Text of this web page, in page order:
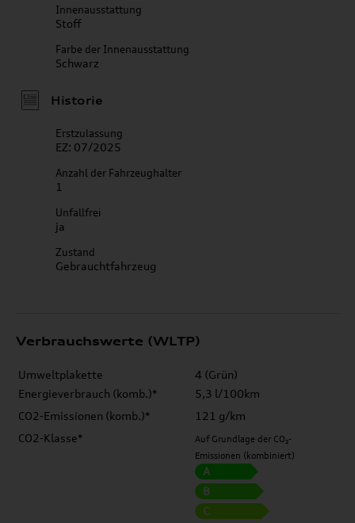
Innenausstattung
Stoff
Farbe der Innenausstattung
Schwarz
Historie
Erstzulassung
EZ: 07/2025
Anzahl der Fahrzeughalter
1
Unfallfrei
ja
Zustand
Gebrauchtfahrzeug
Verbrauchswerte (WLTP)
Umweltplakette
4 (Grün)
Energieverbrauch (komb.)*
5,3 l/100km
CO2-Emissionen (komb.)*
121 g/km
CO2-Klasse*
Auf Grundlage der CO₂-
Emissionen (kombiniert)
A
B
C